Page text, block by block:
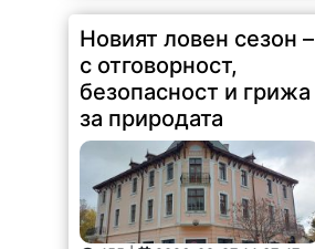
Новият ловен сезон –
с отговорност,
безопасност и грижа
за природата